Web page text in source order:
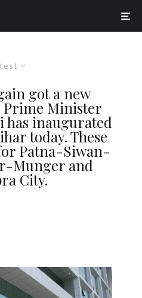
got a new
Minister
has inaugurated
today. These
Patna-Siwan-
Munger and
City.